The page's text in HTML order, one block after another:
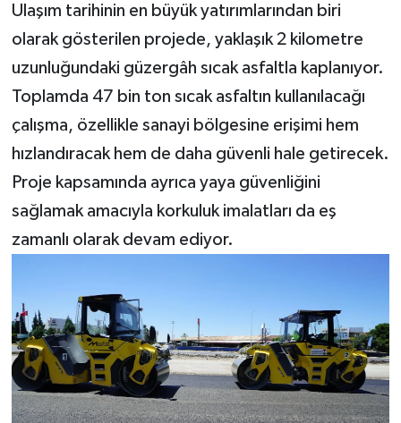
Ulaşım tarihinin en büyük yatırımlarından biri
olarak gösterilen projede, yaklaşık 2 kilometre
uzunluğundaki güzergâh sıcak asfaltla kaplanıyor.
Toplamda 47 bin ton sıcak asfaltın kullanılacağı
çalışma, özellikle sanayi bölgesine erişimi hem
hızlandıracak hem de daha güvenli hale getirecek.
Proje kapsamında ayrıca yaya güvenliğini
sağlamak amacıyla korkuluk imalatları da eş
zamanlı olarak devam ediyor.